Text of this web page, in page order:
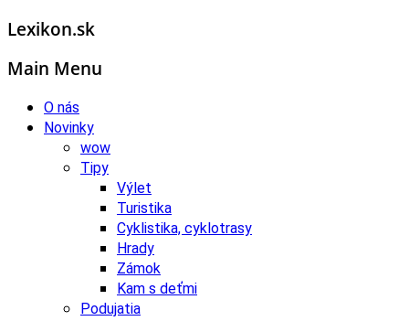
Lexikon.sk
Main Menu
O nás
Novinky
wow
Tipy
Výlet
Turistika
Cyklistika, cyklotrasy
Hrady
Zámok
Kam s deťmi
Podujatia